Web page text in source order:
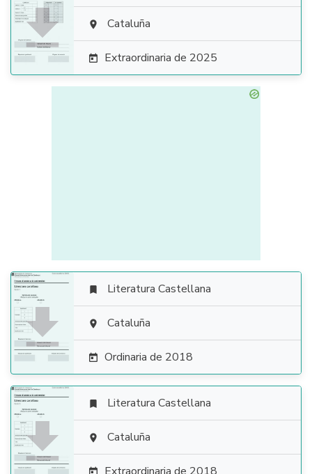
  Cataluña
 Extraordinaria de 2025

 Literatura Castellana
 Cataluña
 Ordinaria de 2018

 Literatura Castellana
 Cataluña